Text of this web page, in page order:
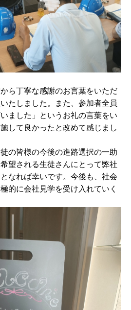
ら丁寧な感謝のお言葉をいただ
たしました。
また、参加者全員
ました」というお礼の言葉をい
して良かったと改めて感じまし
の皆様の今後の進路選択の一助
望される生徒さんにとって弊社
なれば幸いです。 今後も、社会
的に会社見学を受け入れていく